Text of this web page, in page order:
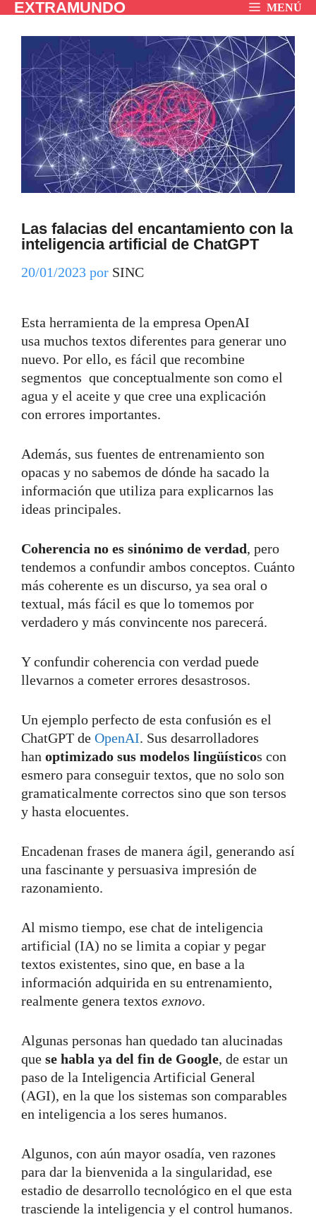
Saltar
contenido
EXTRAMUNDO MENÚ
Las falacias del encantamiento con la
inteligencia artificial de ChatGPT
20/01/2023 por SINC
Esta herramienta de la empresa OpenAI
usa muchos textos diferentes para generar uno
nuevo. Por ello, es fácil que recombine
segmentos que conceptualmente son como el
agua y el aceite y que cree una explicación
con errores importantes.
Además, sus fuentes de entrenamiento son
opacas y no sabemos de dónde ha sacado la
información que utiliza para explicarnos las
ideas principales.
Coherencia no es sinónimo de verdad, pero
tendemos a confundir ambos conceptos. Cuánto
más coherente es un discurso, ya sea oral o
textual, más fácil es que lo tomemos por
verdadero y más convincente nos parecerá.
Y confundir coherencia con verdad puede
llevarnos a cometer errores desastrosos.
Un ejemplo perfecto de esta confusión es el
ChatGPT de OpenAI. Sus desarrolladores
han optimizado sus modelos lingüísticos con
esmero para conseguir textos, que no solo son
gramaticalmente correctos sino que son tersos
y hasta elocuentes.
Encadenan frases de manera ágil, generando así
una fascinante y persuasiva impresión de
razonamiento.
Al mismo tiempo, ese chat de inteligencia
artificial (IA) no se limita a copiar y pegar
textos existentes, sino que, en base a la
información adquirida en su entrenamiento,
realmente genera textos exnovo.
Algunas personas han quedado tan alucinadas
que se habla ya del fin de Google, de estar un
paso de la Inteligencia Artificial General
(AGI), en la que los sistemas son comparables
en inteligencia a los seres humanos.
Algunos, con aún mayor osadía, ven razones
para dar la bienvenida a la singularidad, ese
estadio de desarrollo tecnológico en el que esta
trasciende la inteligencia y el control humanos.